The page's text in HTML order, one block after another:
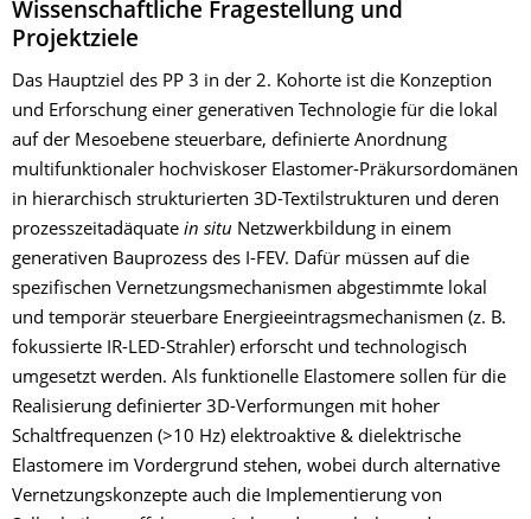
Wissenschaftliche Fragestellung und
Projektziele
Das Hauptziel des PP 3 in der 2. Kohorte ist die Konzeption
und Erforschung einer generativen Technologie für die lokal
auf der Mesoebene steuerbare, definierte Anordnung
multifunktionaler hochviskoser Elastomer-Präkursordomänen
in hierarchisch strukturierten 3D-Textilstrukturen und deren
prozesszeitadäquate in situ Netzwerkbildung in einem
generativen Bauprozess des I-FEV. Dafür müssen auf die
spezifischen Vernetzungsmechanismen abgestimmte lokal
und temporär steuerbare Energieeintragsmechanismen (z. B.
fokussierte IR-LED-Strahler) erforscht und technologisch
umgesetzt werden. Als funktionelle Elastomere sollen für die
Realisierung definierter 3D-Verformungen mit hoher
Schaltfrequenzen (>10 Hz) elektroaktive & dielektrische
Elastomere im Vordergrund stehen, wobei durch alternative
Vernetzungskonzepte auch die Implementierung von